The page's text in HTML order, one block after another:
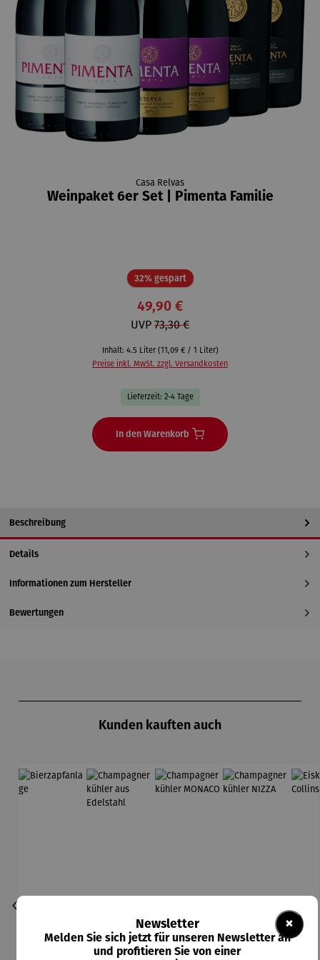
Casa Relvas
Weinpaket 6er Set | Pimenta Familie
32% gespartRabatt
49,90 €
UVP 73,30 €
Inhalt: 4.5 Liter (11,09 € / 1 Liter)
Preise inkl. MwSt. zzgl. Versandkosten
Lieferzeit: 2-4 Tage
In den Warenkorb
Beschreibung
Details
Informationen zum Hersteller
Bewertungen
Kunden kauften auch
×
Newsletter
Melden Sie sich jetzt für unseren Newsletter an
und profitieren Sie von einer